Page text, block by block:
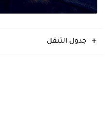
جدول التنقل